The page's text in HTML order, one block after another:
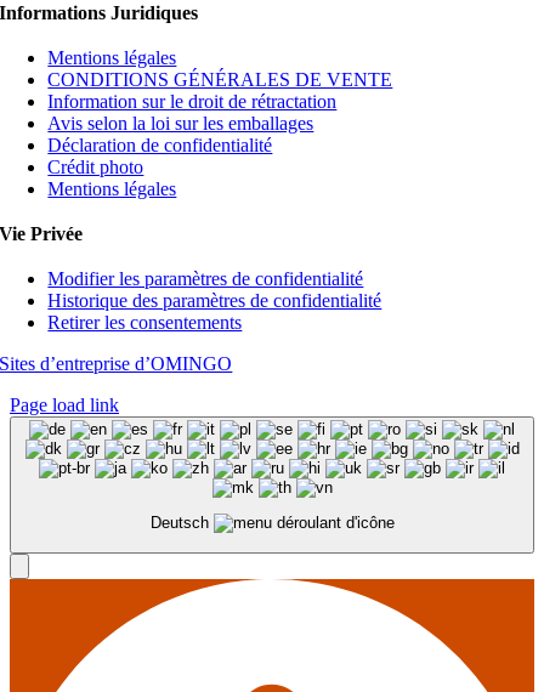
Informations Juridiques
Mentions légales
CONDITIONS GÉNÉRALES DE VENTE
Information sur le droit de rétractation
Avis selon la loi sur les emballages
Déclaration de confidentialité
Crédit photo
Mentions légales
Vie Privée
Modifier les paramètres de confidentialité
Historique des paramètres de confidentialité
Retirer les consentements
Sites d’entreprise d’OMINGO
Page load link
Deutsch